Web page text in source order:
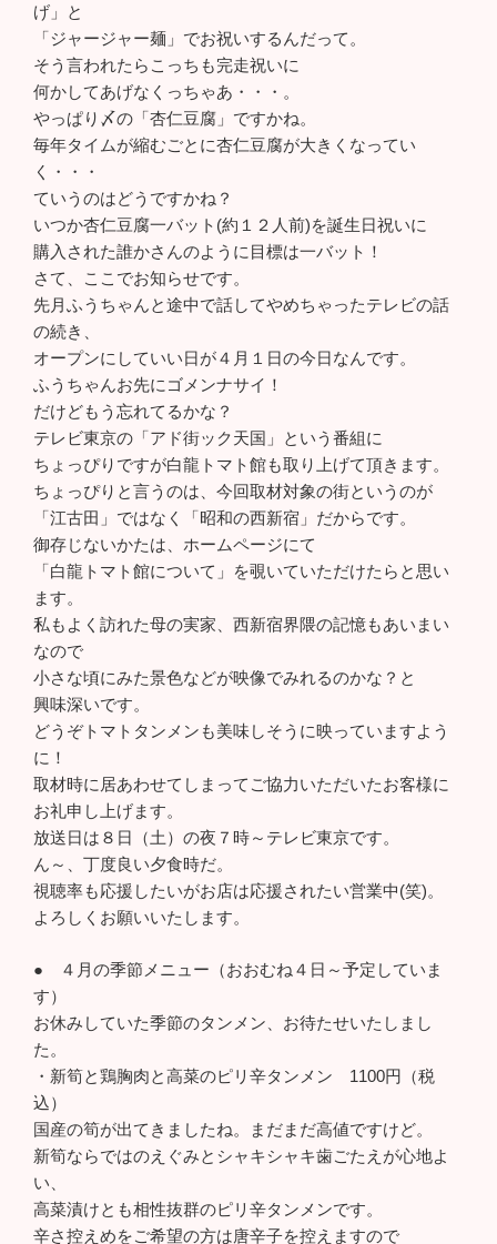
げ」と
「ジャージャー麺」でお祝いするんだって。
そう言われたらこっちも完走祝いに
何かしてあげなくっちゃあ・・・。
やっぱり〆の「杏仁豆腐」ですかね。
毎年タイムが縮むごとに杏仁豆腐が大きくなってい
く・・・
ていうのはどうですかね？
いつか杏仁豆腐一バット(約１２人前)を誕生日祝いに
購入された誰かさんのように目標は一バット！
さて、ここでお知らせです。
先月ふうちゃんと途中で話してやめちゃったテレビの話
の続き、
オープンにしていい日が４月１日の今日なんです。
ふうちゃんお先にゴメンナサイ！
だけどもう忘れてるかな？
テレビ東京の「アド街ック天国」という番組に
ちょっぴりですが白龍トマト館も取り上げて頂きます。
ちょっぴりと言うのは、今回取材対象の街というのが
「江古田」ではなく「昭和の西新宿」だからです。
御存じないかたは、ホームページにて
「白龍トマト館について」を覗いていただけたらと思い
ます。
私もよく訪れた母の実家、西新宿界隈の記憶もあいまい
なので
小さな頃にみた景色などが映像でみれるのかな？と
興味深いです。
どうぞトマトタンメンも美味しそうに映っていますよう
に！
取材時に居あわせてしまってご協力いただいたお客様に
お礼申し上げます。
放送日は８日（土）の夜７時～テレビ東京です。
ん～、丁度良い夕食時だ。
視聴率も応援したいがお店は応援されたい営業中(笑)。
よろしくお願いいたします。
● ４月の季節メニュー（おおむね４日～予定していま
す）
お休みしていた季節のタンメン、お待たせいたしまし
た。
・新筍と鶏胸肉と高菜のピリ辛タンメン 1100円（税
込）
国産の筍が出てきましたね。まだまだ高値ですけど。
新筍ならではのえぐみとシャキシャキ歯ごたえが心地よ
い、
高菜漬けとも相性抜群のピリ辛タンメンです。
辛さ控えめをご希望の方は唐辛子を控えますので